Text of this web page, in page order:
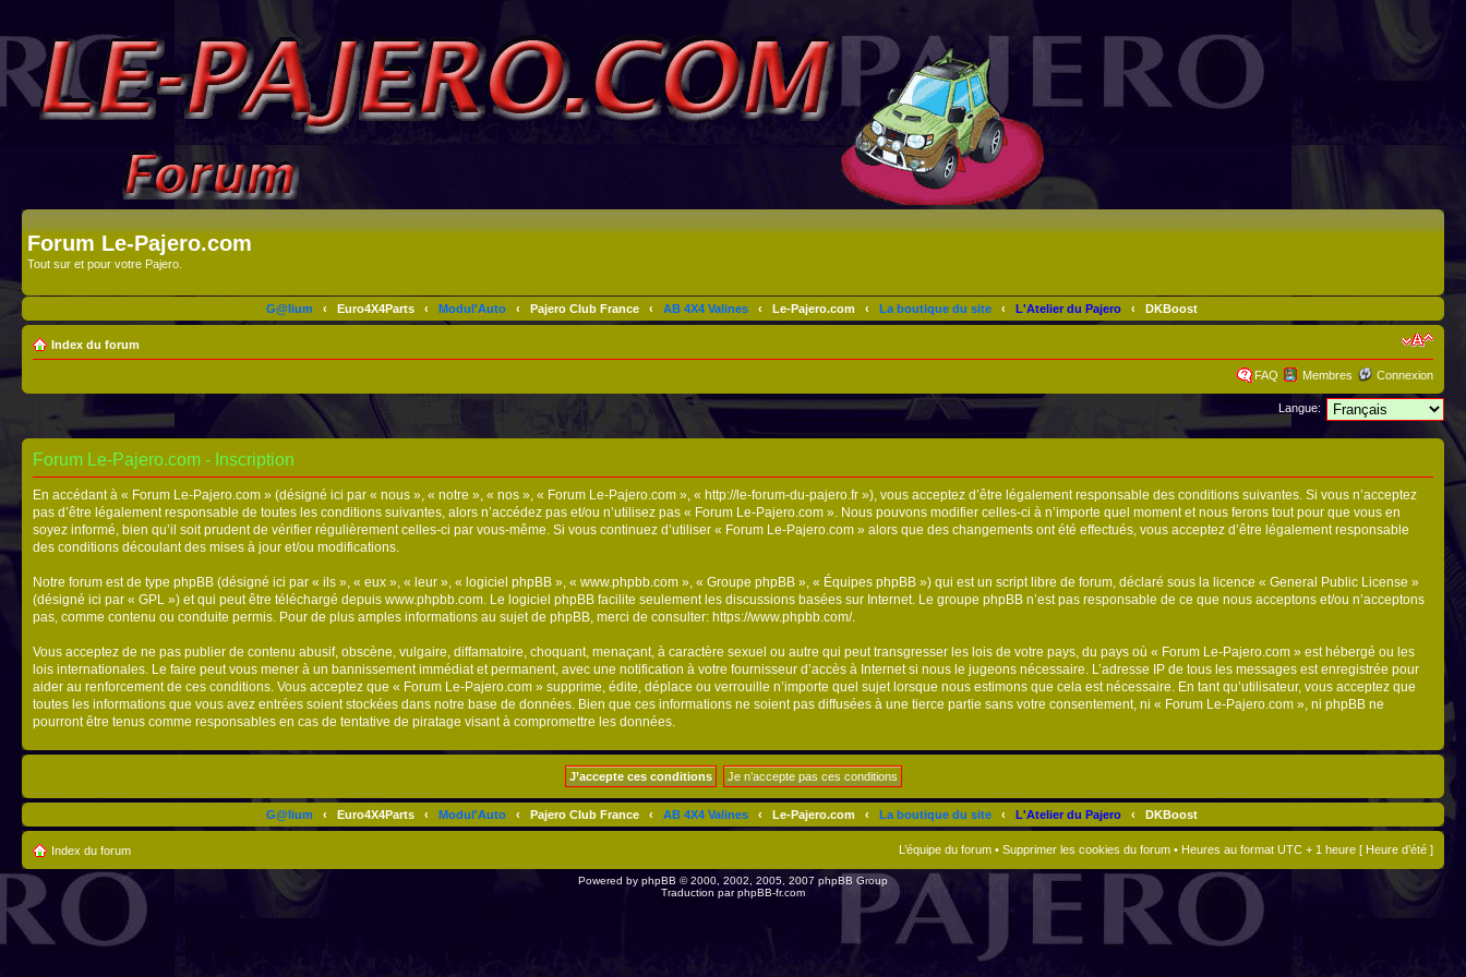
Forum Le-Pajero.com
Tout sur et pour votre Pajero.
G@lium ‹ Euro4X4Parts ‹ Modul'Auto ‹ Pajero Club France ‹ AB 4X4 Valines ‹ Le-Pajero.com ‹ La boutique du site ‹ L'Atelier du Pajero ‹ DKBoost
Index du forum
FAQ Membres Connexion
Langue:
Forum Le-Pajero.com - Inscription
En accédant à « Forum Le-Pajero.com » (désigné ici par « nous », « notre », « nos », « Forum Le-Pajero.com », « http://le-forum-du-pajero.fr »), vous acceptez d’être légalement responsable des conditions suivantes. Si vous n’acceptez
pas d’être légalement responsable de toutes les conditions suivantes, alors n’accédez pas et/ou n’utilisez pas « Forum Le-Pajero.com ». Nous pouvons modifier celles-ci à n’importe quel moment et nous ferons tout pour que vous en
soyez informé, bien qu’il soit prudent de vérifier régulièrement celles-ci par vous-même. Si vous continuez d’utiliser « Forum Le-Pajero.com » alors que des changements ont été effectués, vous acceptez d’être légalement responsable
des conditions découlant des mises à jour et/ou modifications.
Notre forum est de type phpBB (désigné ici par « ils », « eux », « leur », « logiciel phpBB », « www.phpbb.com », « Groupe phpBB », « Équipes phpBB ») qui est un script libre de forum, déclaré sous la licence « General Public License »
(désigné ici par « GPL ») et qui peut être téléchargé depuis www.phpbb.com. Le logiciel phpBB facilite seulement les discussions basées sur Internet. Le groupe phpBB n’est pas responsable de ce que nous acceptons et/ou n’acceptons
pas, comme contenu ou conduite permis. Pour de plus amples informations au sujet de phpBB, merci de consulter: https://www.phpbb.com/.
Vous acceptez de ne pas publier de contenu abusif, obscène, vulgaire, diffamatoire, choquant, menaçant, à caractère sexuel ou autre qui peut transgresser les lois de votre pays, du pays où « Forum Le-Pajero.com » est hébergé ou les
lois internationales. Le faire peut vous mener à un bannissement immédiat et permanent, avec une notification à votre fournisseur d’accès à Internet si nous le jugeons nécessaire. L’adresse IP de tous les messages est enregistrée pour
aider au renforcement de ces conditions. Vous acceptez que « Forum Le-Pajero.com » supprime, édite, déplace ou verrouille n’importe quel sujet lorsque nous estimons que cela est nécessaire. En tant qu’utilisateur, vous acceptez que
toutes les informations que vous avez entrées soient stockées dans notre base de données. Bien que ces informations ne soient pas diffusées à une tierce partie sans votre consentement, ni « Forum Le-Pajero.com », ni phpBB ne
pourront être tenus comme responsables en cas de tentative de piratage visant à compromettre les données.
G@lium ‹ Euro4X4Parts ‹ Modul'Auto ‹ Pajero Club France ‹ AB 4X4 Valines ‹ Le-Pajero.com ‹ La boutique du site ‹ L'Atelier du Pajero ‹ DKBoost
Index du forum L’équipe du forum • Supprimer les cookies du forum • Heures au format UTC + 1 heure [ Heure d’été ]
Powered by phpBB © 2000, 2002, 2005, 2007 phpBB Group
Traduction parphpBB-fr.com